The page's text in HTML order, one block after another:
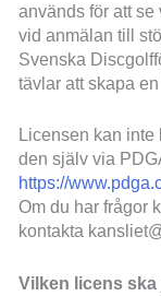
används för att
vid anmälan till
Svenska
tävlar att skapa
Licensen kan
den själv via
https://
Om du har frågor
kontakta
Vilken licens